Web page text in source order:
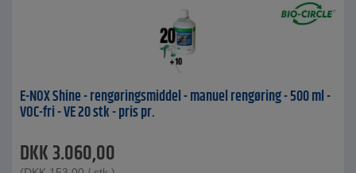
E-NOX Shine - rengøringsmiddel - manuel rengøring - 500 ml -
VOC-fri - VE 20 stk - pris pr.
DKK3.060,00